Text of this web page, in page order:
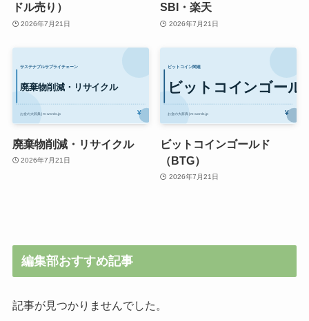
ドル売り）
2026年7月21日
SBI・楽天
2026年7月21日
廃棄物削減・リサイクル
2026年7月21日
ビットコインゴールド
（BTG）
2026年7月21日
編集部おすすめ記事
記事が見つかりませんでした。